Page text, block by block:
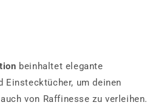
beinhaltet elegante
Einstecktücher, um deinen
von Raffinesse zu verleihen.